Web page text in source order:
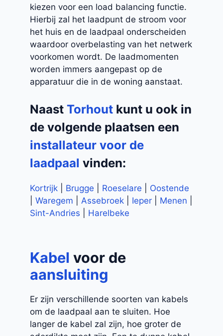
kiezen voor een load balancing functie.
Hierbij zal het laadpunt de stroom voor
het huis en de laadpaal onderscheiden
waardoor overbelasting van het netwerk
voorkomen wordt. De laadmomenten
worden immers aangepast op de
apparatuur die in de woning aanstaat.
Naast Torhout kunt u ook in
de volgende plaatsen een
installateur voor de
laadpaal vinden:
Kortrijk Brugge Roeselare
Oostende
Waregem Assebroek Ieper Menen
Sint-Andries
Harelbeke
Kabel voor de
aansluiting
Er zijn verschillende soorten van kabels
om de laadpaal aan te sluiten. Hoe
langer de kabel zal zijn, hoe groter de